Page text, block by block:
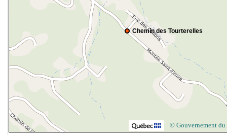
Chemin des Tourterelles
© Gouvernement du